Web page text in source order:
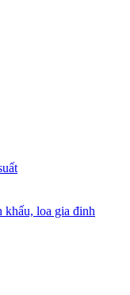
khấu, loa gia đinh